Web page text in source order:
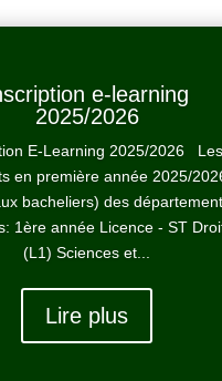
e-learning
2025/2026
E-Learning 2025/2026 Les
en première année 2025/
bacheliers) des
1ère année Licence - ST
(L1) Sciences et...
Lire plus